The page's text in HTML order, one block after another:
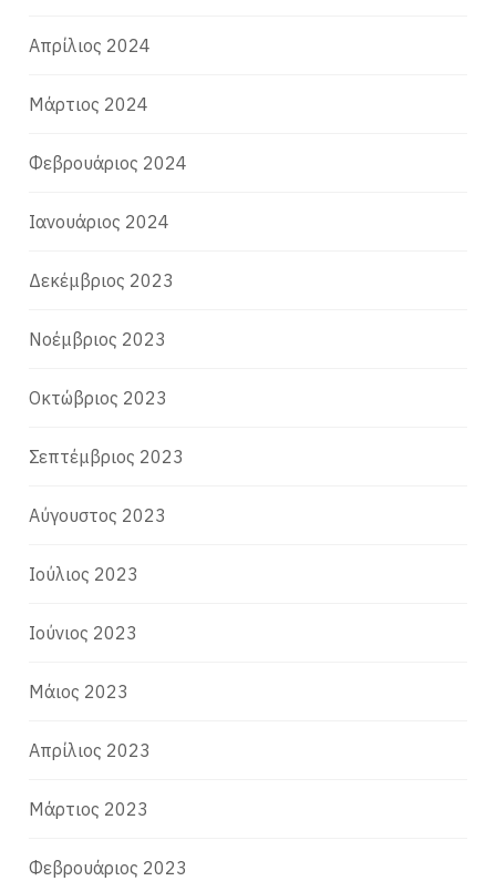
Απρίλιος 2024
Μάρτιος 2024
Φεβρουάριος 2024
Ιανουάριος 2024
Δεκέμβριος 2023
Νοέμβριος 2023
Οκτώβριος 2023
Σεπτέμβριος 2023
Αύγουστος 2023
Ιούλιος 2023
Ιούνιος 2023
Μάιος 2023
Απρίλιος 2023
Μάρτιος 2023
Φεβρουάριος 2023